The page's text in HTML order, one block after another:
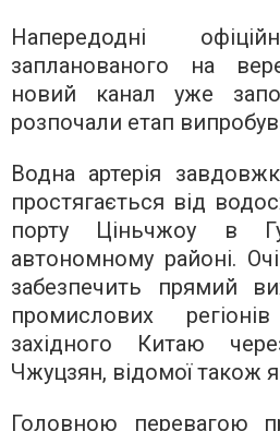
Напередодні
запланованого на
новий канал уже
розпочали етап
Водна артерія
простягається від
порту Ціньчжоу в
автономному районі.
забезпечить прямий
промислових
західного Китаю
Чжуцзян, відомої також
Головною перевагою